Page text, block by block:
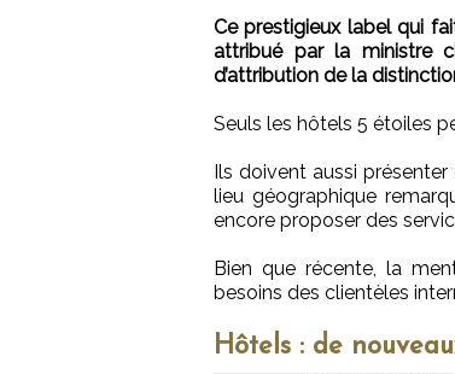
Ce prestigieux label qui
attribué par la ministre
d’attribution de la
Seuls les hôtels 5 étoiles
Ils doivent aussi
lieu géographique
encore proposer des
Bien que récente, la
besoins des clientèles
Hôtels : de